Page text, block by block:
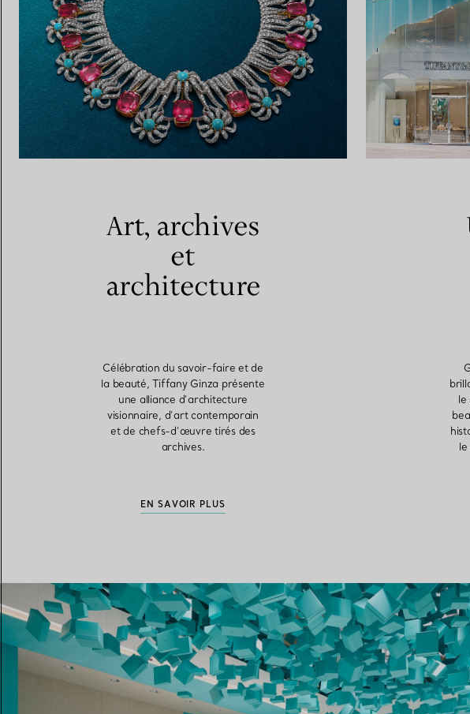
Art, archives
et
architecture
Célébration du savoir-faire et de
la beauté, Tiffany Ginza présente
une alliance d’architecture
visionnaire, d’art contemporain
et de chefs-d’œuvre tirés des
archives.
EN SAVOIR PLUS
le